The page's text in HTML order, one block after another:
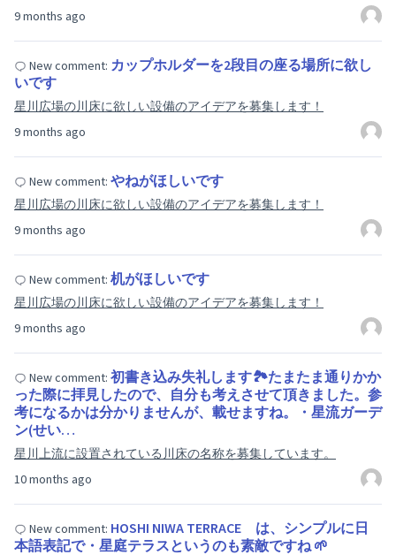
9 months ago
9 months ago
New comment: カップホルダーを2段目の座る場所に欲し
いです
星川広場の川床に欲しい設備のアイデアを募集します！
9 months ago
New comment: やねがほしいです
星川広場の川床に欲しい設備のアイデアを募集します！
9 months ago
New comment: 机がほしいです
星川広場の川床に欲しい設備のアイデアを募集します！
10 months ago
New comment: 初書き込み失礼します🏞️たまたま通りかか
った際に拝見したので、自分も考えさせて頂きました。参
考になるかは分かりませんが、載せますね。・星流ガーデ
ン(せい…
星川上流に設置されている川床の名称を募集しています。
New comment: HOSHI NIWA TERRACE は、シンプルに日
本語表記で・星庭テラスというのも素敵ですね 🌱